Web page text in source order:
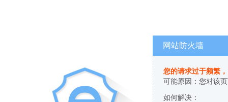
网站防火墙
您的请求过于频繁
可能原因：您对该
如何解决：